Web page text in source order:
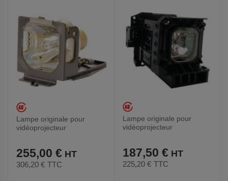
Lampe originale pour
vidéoprojecteur
255,00 €
306,20 € TTC
Lampe originale pour
vidéoprojecteur
187,50 €
225,20 € TTC